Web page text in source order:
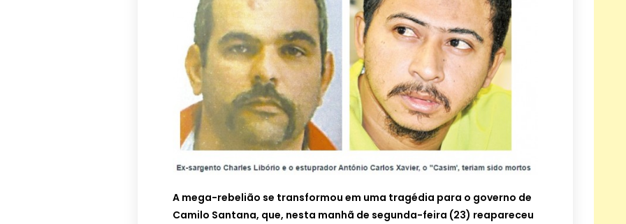
A mega-rebelião se transformou em uma tragédia para o governo de
Camilo Santana, que, nesta manhã de segunda-feira (23) reapareceu